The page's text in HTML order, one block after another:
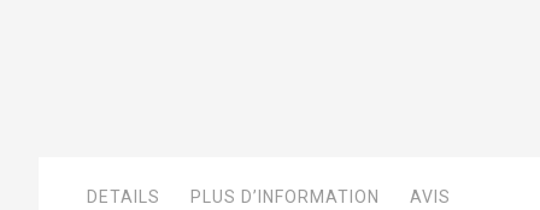
DETAILS PLUS D’INFORMATION AVIS